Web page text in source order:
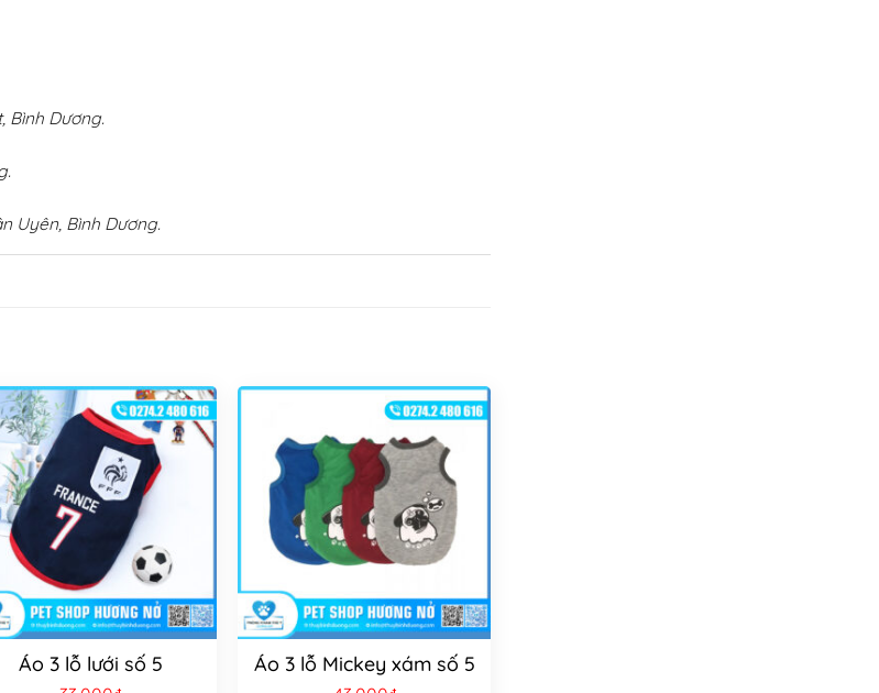
Bình Dương.
Uyên, Bình Dương.
Áo 3 lỗ lưới số 5 Áo 3 lỗ Mickey xám số 5